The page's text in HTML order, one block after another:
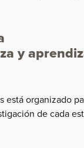
y
está organizado
de cada